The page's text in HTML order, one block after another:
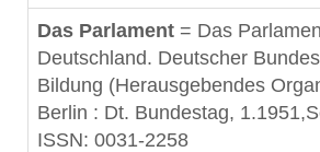
Das Parlament = Das
Deutschland. Deutscher
Bildung (Herausgebendes
Berlin : Dt. Bundestag,
ISSN: 0031-2258